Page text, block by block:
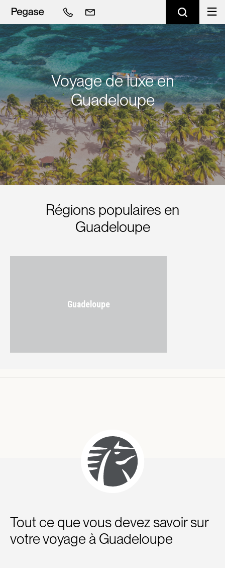
Voyage de luxe en
Guadeloupe
Régions populaires en
Guadeloupe
Guadeloupe
Tout ce que vous devez savoir sur
votre voyage à Guadeloupe